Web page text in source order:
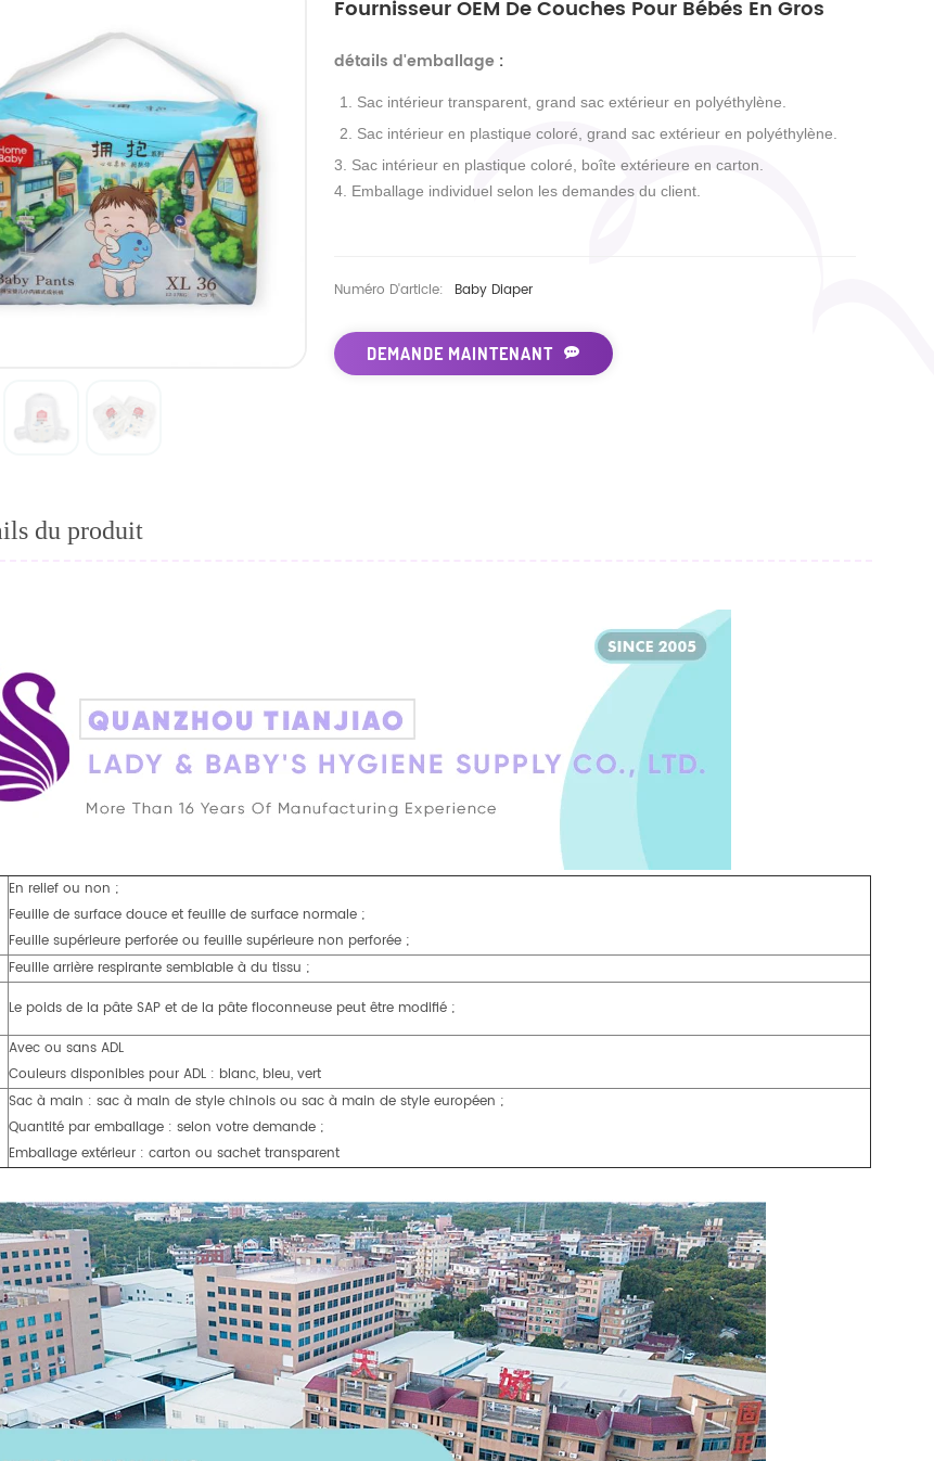
Fournisseur OEM De Couches Pour Bébés En Gros
détails d'emballage :
1. Sac intérieur transparent, grand sac extérieur en polyéthylène.
2. Sac intérieur en plastique coloré, grand sac extérieur en polyéthylène.
3. Sac intérieur en plastique coloré, boîte extérieure en carton.
4. Emballage individuel selon les demandes du client.
Numéro D'article: Baby Diaper
DEMANDE MAINTENANT
du produit
En relief ou non ;
Feuille de surface douce et feuille de surface normale ;
Feuille supérieure perforée ou feuille supérieure non perforée ;
Feuille arrière respirante semblable à du tissu ;
Le poids de la pâte SAP et de la pâte floconneuse peut être modifié ;
Avec ou sans ADL
Couleurs disponibles pour ADL : blanc, bleu, vert
Sac à main : sac à main de style chinois ou sac à main de style européen ;
Quantité par emballage : selon votre demande ;
Emballage extérieur : carton ou sachet transparent